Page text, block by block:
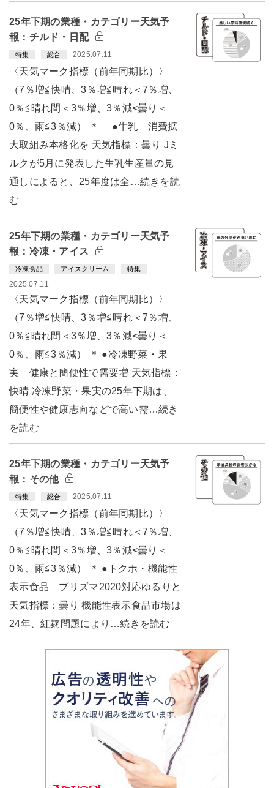
25年下期の業種・カテゴリー天気予
報：チルド・日配
特集 総合 2025.07.11
〈天気マーク指標（前年同期比）〉
（7％増≦快晴、3％増≦晴れ＜7％増、
0％≦晴れ間＜3％増、3％減<曇り＜
0％、雨≦3％減） ＊ ●牛乳 消費拡
大取組み本格化を 天気指標：曇り Jミ
ルクが5月に発表した生乳生産量の見
通しによると、25年度は全…続きを読
む
25年下期の業種・カテゴリー天気予
報：冷凍・アイス
冷凍食品 アイスクリーム 特集
2025.07.11
〈天気マーク指標（前年同期比）〉
（7％増≦快晴、3％増≦晴れ＜7％増、
0％≦晴れ間＜3％増、3％減<曇り＜
0％、雨≦3％減） ＊ ●冷凍野菜・果
実 健康と簡便性で需要増 天気指標：
快晴 冷凍野菜・果実の25年下期は、
簡便性や健康志向などで高い需…続き
を読む
25年下期の業種・カテゴリー天気予
報：その他
特集 総合 2025.07.11
〈天気マーク指標（前年同期比）〉
（7％増≦快晴、3％増≦晴れ＜7％増、
0％≦晴れ間＜3％増、3％減<曇り＜
0％、雨≦3％減） ＊ ●トクホ・機能性
表示食品 プリズマ2020対応ゆるりと
天気指標：曇り 機能性表示食品市場は
24年、紅麹問題により…続きを読む